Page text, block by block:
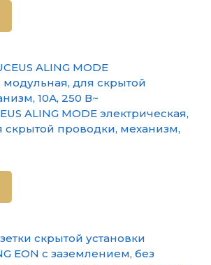
ALING MODE электрическая,
скрытой проводки, механизм,